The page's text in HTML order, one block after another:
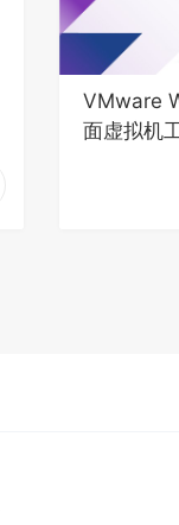
VMware
面虚拟机